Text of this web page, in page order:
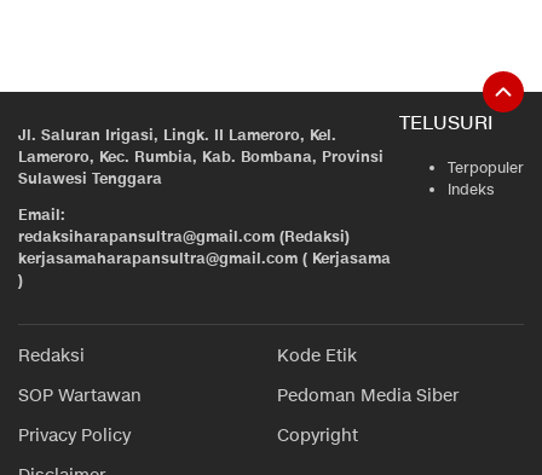
Jl. Saluran Irigasi, Lingk. II Lameroro, Kel.
Lameroro, Kec. Rumbia, Kab. Bombana, Provinsi
Sulawesi Tenggara
Email:
redaksiharapansultra@gmail.com (Redaksi)
kerjasamaharapansultra@gmail.com ( Kerjasama
)
TELUSURI
Terpopuler
Indeks
Redaksi
Kode Etik
SOP Wartawan
Pedoman Media Siber
Privacy Policy
Copyright